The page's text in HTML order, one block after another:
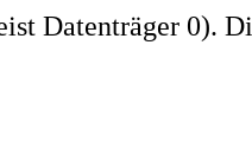
Datenträger 0).